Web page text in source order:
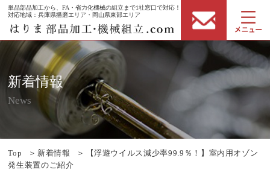
単品部品加工から、FA・省力化機械の組立まで1社窓口で対応！
対応地域：兵庫県播磨エリア・岡山県東部エリア
新着情報
News
Top ＞ 新着情報 ＞
【浮遊ウイルス減少率99.9％！】室内用オゾン
発生装置のご紹介